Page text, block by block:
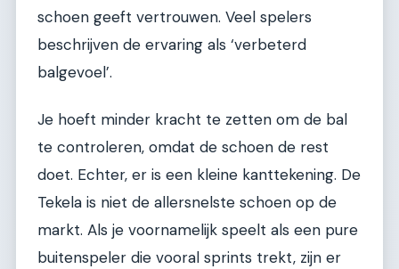
schoen geeft vertrouwen. Veel spelers
beschrijven de ervaring als ‘verbeterd
balgevoel’.
Je hoeft minder kracht te zetten om de bal
te controleren, omdat de schoen de rest
doet. Echter, er is een kleine kanttekening. De
Tekela is niet de allersnelste schoen op de
markt. Als je voornamelijk speelt als een pure
buitenspeler die vooral sprints trekt, zijn er